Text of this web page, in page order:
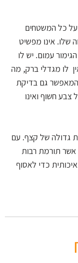
על כל המשטחים
שלו. אינו מפשיט
עמום. יש לו
לו מגדלי ברק, מה
המאפשר גם בדיקת
צבע חשוף ואינו
גדולה של קצף. עם
אשר תורמת רבות
כדי לאסוף